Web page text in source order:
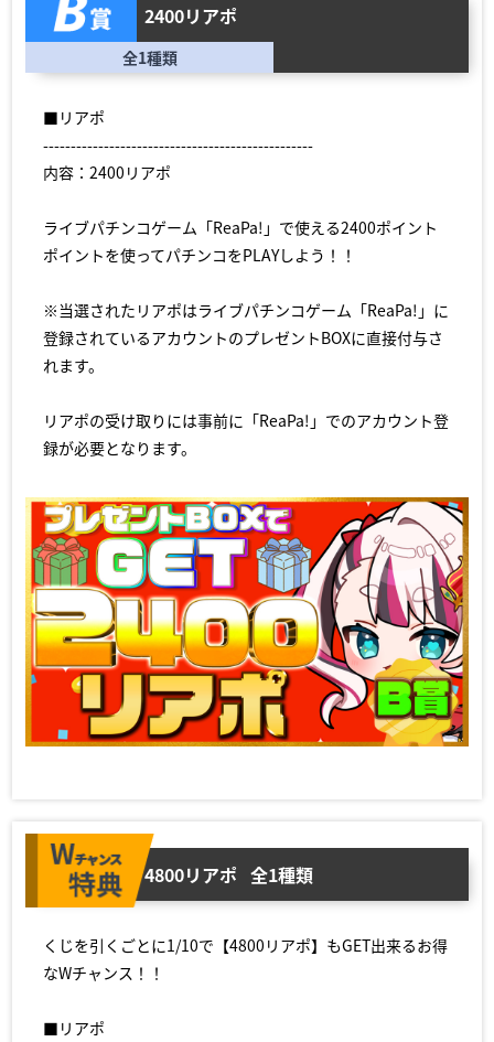
2400リアポ
全1種類
■リアポ
-------------------------------------------------
内容：2400リアポ
ライブパチンコゲーム「ReaPa!」で使える2400ポイント
ポイントを使ってパチンコをPLAYしよう！！
※当選されたリアポはライブパチンコゲーム「ReaPa!」に
登録されているアカウントのプレゼントBOXに直接付与さ
れます。
リアポの受け取りには事前に「ReaPa!」でのアカウント登
録が必要となります。
4800リアポ 全1種類
くじを引くごとに1/10で【4800リアポ】もGET出来るお得
なWチャンス！！
■リアポ